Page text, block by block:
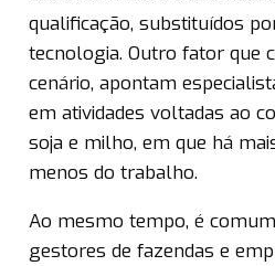
qualificação, substituídos
tecnologia. Outro fator que
cenário, apontam
em atividades voltadas ao
soja e milho, em que há
menos do trabalho.
Ao mesmo tempo, é
gestores de fazendas e